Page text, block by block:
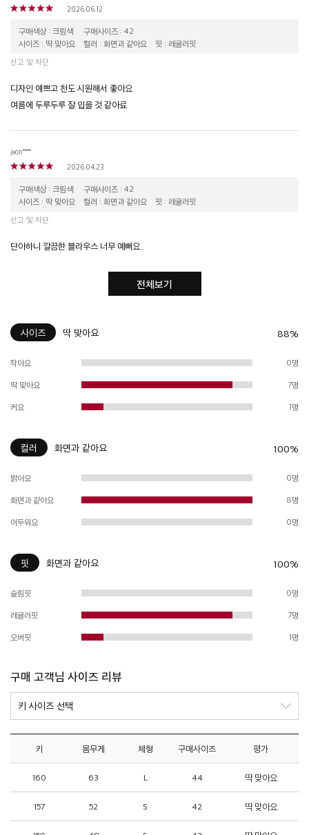
2026.06.12
구매색상 : 크림색
구매사이즈 : 42
사이즈 : 딱 맞아요
컬러 : 화면과 같아요 핏 : 레귤러핏
신고 및 차단
디자인 얘쁘고 천도 시원해서 좋아요
여름에 두루두루 잘 입을 것 같아료
jeon****
2026.04.23
구매색상 : 크림색
구매사이즈 : 42
사이즈 : 딱 맞아요
컬러 : 화면과 같아요 핏 : 레귤러핏
신고 및 차단
단아하니 깔끔한 블라우스 너무 예뻐요..
전체보기
사이즈 딱 맞아요 88%
작아요 0명
딱 맞아요 7명
커요 1명
컬러 화면과 같아요 100%
밝아요 0명
화면과 같아요 8명
어두워요 0명
핏 화면과 같아요 100%
슬림핏 0명
레귤러핏 7명
오버핏 1명
구매 고객님 사이즈 리뷰
키 몸무게 체형 구매사이즈 평가
160 63 L 44 딱 맞아요
157 52 S 42 딱 맞아요